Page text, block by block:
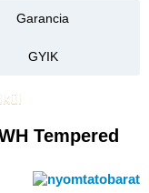
Garancia
GYIK
Tempered